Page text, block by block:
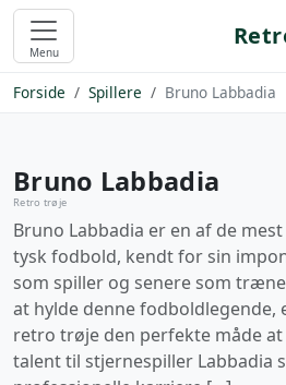
Menu
Forside Spillere Bruno Labbadia
Bruno Labbadia
Retro trøje
Bruno Labbadia er en af de
tysk fodbold, kendt for sin
som spiller og senere som
at hylde denne fodboldlegende,
retro trøje den perfekte måde
talent til stjernespiller Labbadia